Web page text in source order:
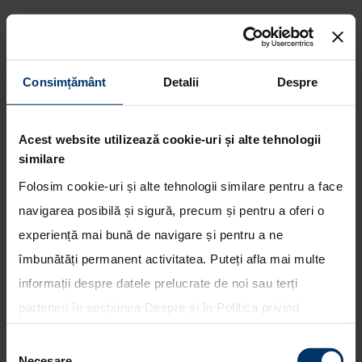
Consimțământ Detalii Despre
Acest website utilizează cookie-uri și alte tehnologii
similare
Folosim cookie-uri și alte tehnologii similare pentru a face
navigarea posibilă și sigură, precum și pentru a oferi o
experiență mai bună de navigare și pentru a ne
îmbunătăți permanent activitatea. Puteți afla mai multe
informații despre datele prelucrate de noi sau terți
parteneri în secțiunea Despre și în Politica privind
toate cookie-urile, una sau mai multe categorii sau să
Hyundai prezinta noua directie
de design la Salonul Auto de la
Geneva